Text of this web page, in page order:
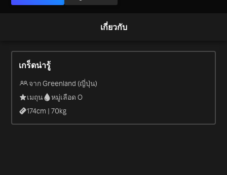
เกี่ยวกับ
เกร็ดน่ารู้
จาก Greenland (ญี่ปุ่น)
เมถุน
หมู่เลือด O
174cm |70kg